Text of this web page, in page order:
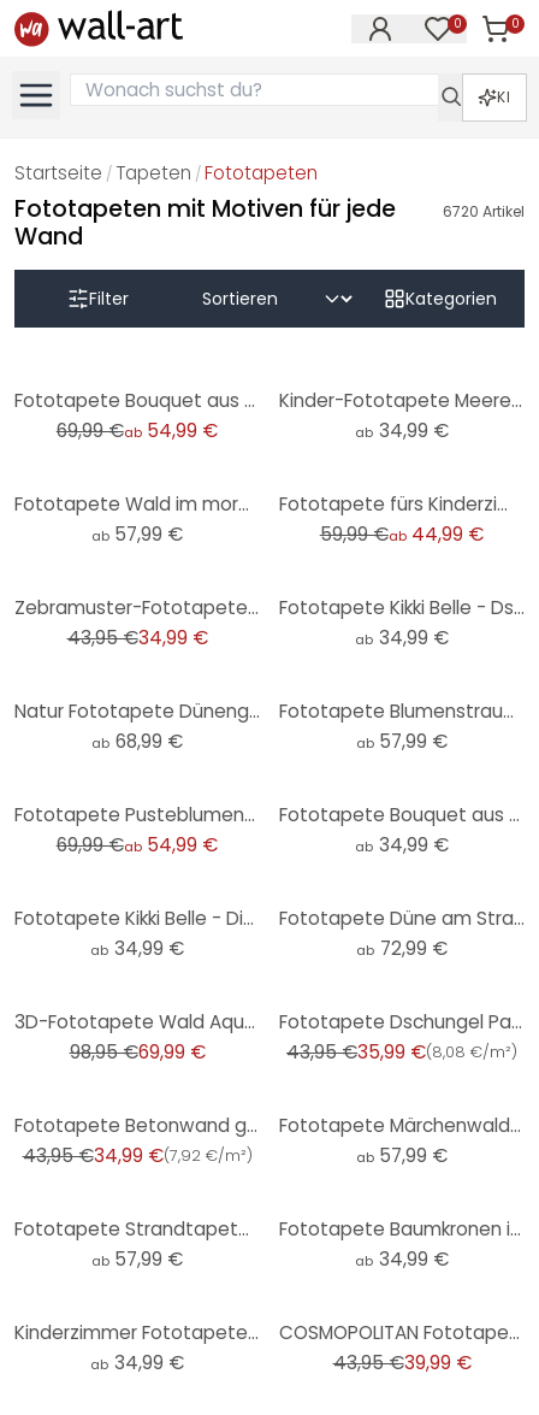
0 0
KI
Startseite / Tapeten /Fototapeten
Fototapeten mit Motiven für jede
Wand
6720 Artikel
Filter Kategorien
Fototapete Bouquet aus Trockenblumen - Blumentapete - Treechild
69,99 €ab 54,99 €
Kinder-Fototapete Meerestiere tief im Ozean - Oliver Robins - Rund - Selbstklebend/Vlies
ab 34,99 €
Fototapete Wald im morgendlichen Nebel - Waldtapete - Maier
ab 57,99 €
Fototapete fürs Kinderzimmer Süße Tiere im Wald - Kvilis
59,99 €ab 44,99 €
Zebramuster-Fototapete Beige Schwarz - Vliestapete Animal Print - Wandtapete exotisch
43,95 €34,99 €
Fototapete Kikki Belle - Dschungel Jive - Rund - Selbstklebend/Vlies
ab 34,99 €
Natur Fototapete Dünengras in der Abendsonne - Treechild
ab 68,99 €
Fototapete Blumenstrauß mit Pfingstrosen - UN Designs
ab 57,99 €
Fototapete Pusteblumen-Traum im Frühling - Paksoylu
69,99 €ab 54,99 €
Fototapete Bouquet aus Trockenblumen - Blumentapete Rund - Treechild - Selbstklebend/Vlies
ab 34,99 €
Fototapete Kikki Belle - Dinowelt - Rund - Selbstklebend/Vlies
ab 34,99 €
Fototapete Düne am Strand bei Sonnenuntergang
ab 72,99 €
3D-Fototapete Wald Aquarell Dunkelgrün - Vliestapete mit Bergmotiv für Wohnzimmer
98,95 €69,99 €
Fototapete Dschungel Palmen Grün Blau mit Papagei Vliestapete Wohnzimmer
43,95 €35,99 €(8,08 €/m²)
Fototapete Betonwand grau grün - Vliestapete Industrial Livingwalls - matt und glatt
43,95 €34,99 €(7,92 €/m²)
Fototapete Märchenwald - Waldtapete - Kiciak
ab 57,99 €
Fototapete Strandtapete - Sonnenuntergang über Strand und Meer - Sisi & Seb
ab 57,99 €
Fototapete Baumkronen im Himmel
ab 34,99 €
Kinderzimmer Fototapete Märchenhafter Wald mit Einhörnern - Kikki Belle - Rund - Selbstklebend/Vlies
ab 34,99 €
COSMOPOLITAN Fototapete Wald Bäume Vögel - Naturmotiv Vliestapete Beige Grau
43,95 €39,99 €